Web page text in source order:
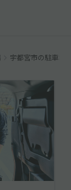
宇都宮市の駐車場